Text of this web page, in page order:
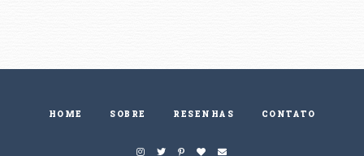
HOME SOBRE RESENHAS CONTATO